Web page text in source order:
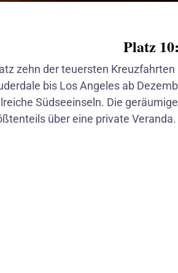
Platz
zehn der teuersten
bis Los Angeles ab
Südseeinseln. Die
über eine private